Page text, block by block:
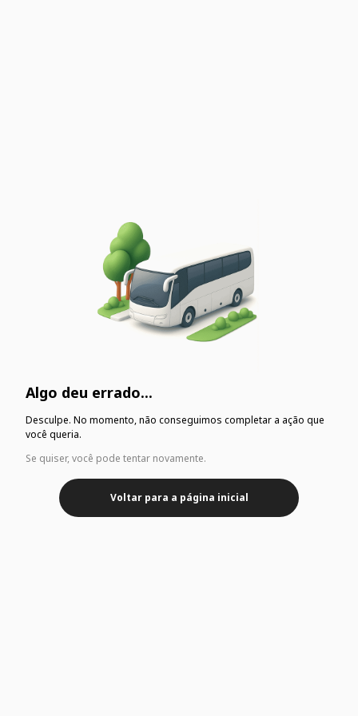
Algo deu errado...
Desculpe. No momento, não conseguimos completar a ação que
você queria.
Se quiser, você pode tentar novamente.
Voltar para a página inicial